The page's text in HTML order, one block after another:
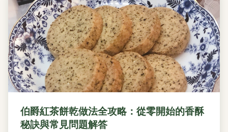
伯爵紅茶餅乾做法全攻略：從零開始的香酥
秘訣與常見問題解答